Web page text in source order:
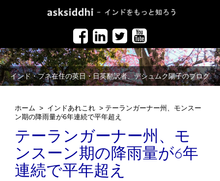
インド・プネ在住の英日・日英翻訳者、デシュムク陽子のブログ
ホーム > インドあれこれ > テーランガーナー州、モンスー
ン期の降雨量が6年連続で平年超え
テーランガーナー州、モ
ンスーン期の降雨量が6年
連続で平年超え